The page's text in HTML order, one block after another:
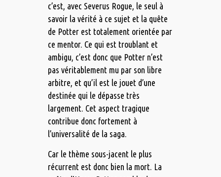
c’est, avec Severus Rogue, le seul à
savoir la vérité à ce sujet et la quête
de Potter est totalement orientée par
ce mentor. Ce qui est troublant et
ambigu, c’est donc que Potter n’est
pas véritablement mu par son libre
arbitre, et qu’il est le jouet d’une
destinée qui le dépasse très
largement. Cet aspect tragique
contribue donc fortement à
l’universalité de la saga.
Car le thème sous-jacent le plus
récurrent est donc bien la mort. La